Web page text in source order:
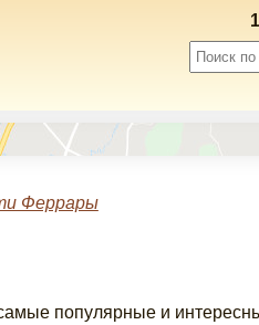
1
Феррары
популярные и